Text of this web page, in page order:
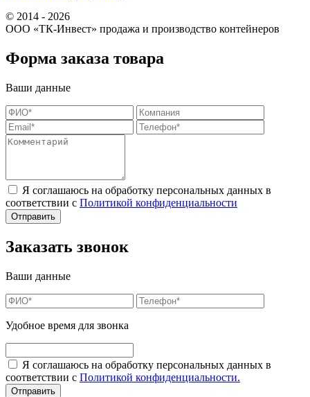
© 2014 - 2026
ООО «ТК-Инвест» продажа и производство контейнеров
Форма заказа товара
Ваши данные
Я соглашаюсь на обработку персональных данных в
соответствии с Политикой конфиденциальности
Заказать звонок
Ваши данные
Удобное время для звонка
Я соглашаюсь на обработку персональных данных в
соответствии с Политикой конфиденциальности.